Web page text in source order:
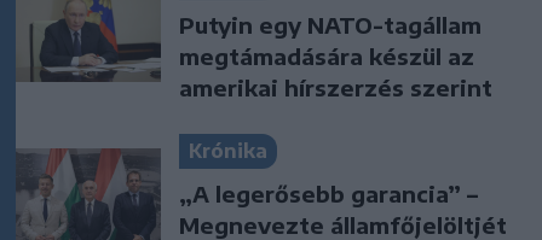
Putyin egy NATO-tagállam
megtámadására készül az
amerikai hírszerzés szerint
Krónika
„A legerősebb garancia” –
Megnevezte államfőjelöltjét